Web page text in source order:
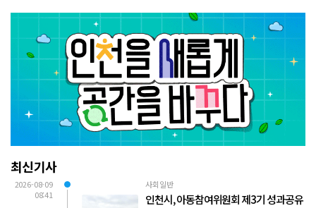
최신기사
2026-08-09
08:41
사회일반
인천시, 아동참여위원회 제3기 성과공유